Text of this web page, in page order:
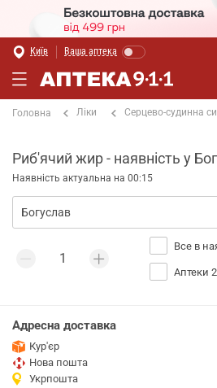
Київ Ваша аптека
Головна Ліки Серцево-судинна
Риб'ячий жир - наявність у
Наявність актуальна на 00:15
Все в
Аптеки
Адресна доставка
Кур'єр
Нова пошта
Укрпошта